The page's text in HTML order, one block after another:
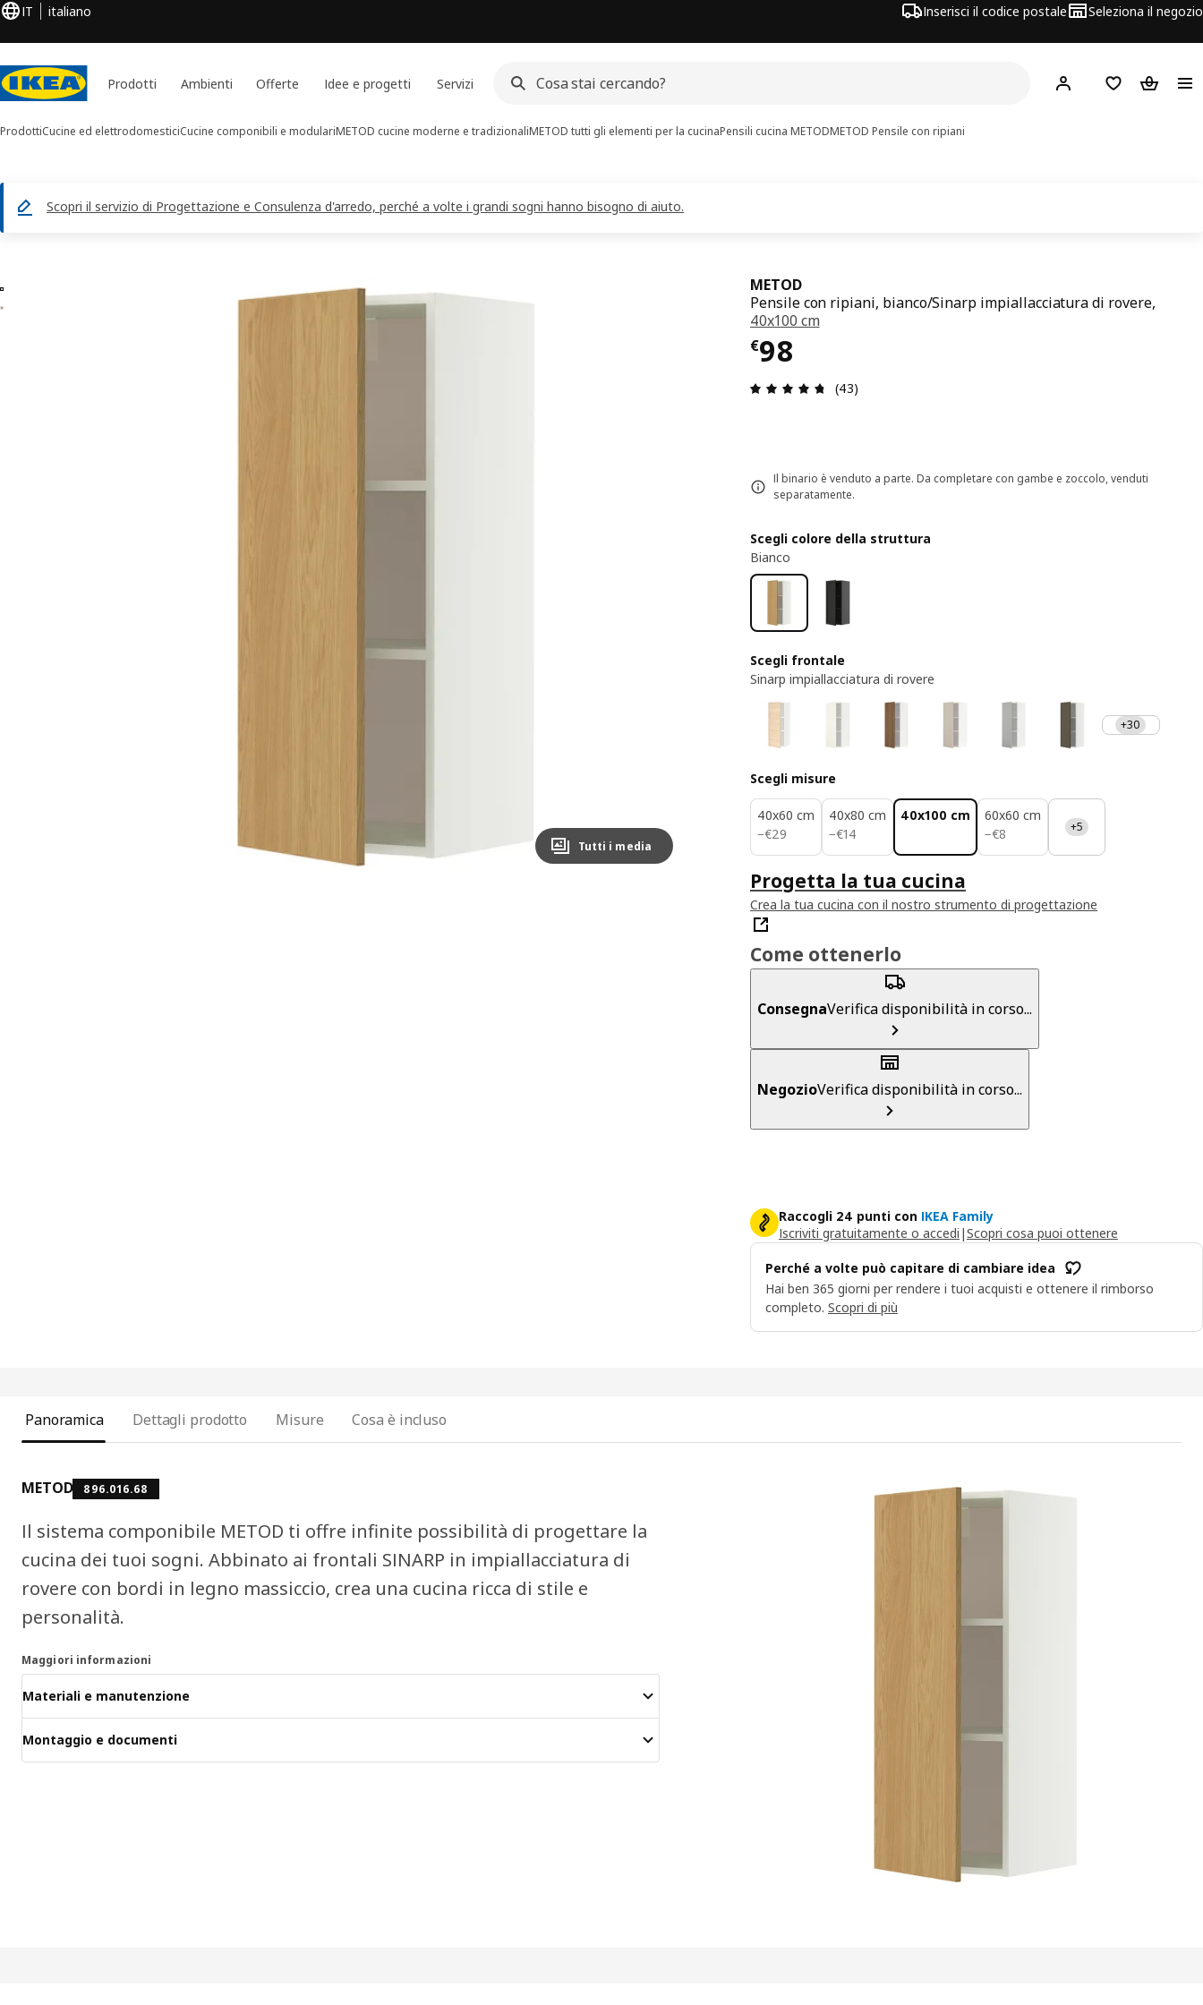
IT italiano Inserisci il codice postale Seleziona il negozio
Prodotti Ambienti Offerte Idee e progetti Servizi Hej! AccediLista deiCarrello
ProdottiCucine ed elettrodomesticiCucine componibili e modulariMETOD cucine moderne e tradizionaliMETOD tutti gli elementi per la cucinaPensili cucina METODMETOD Pensile con ripiani
Scopri il servizio di Progettazione e Consulenza d'arredo, perché a volte i grandi sogni hanno bisogno di aiuto.
Immagini di 2 METOD
immagini
Tutti i media
METOD
Pensile con ripiani, bianco/Sinarp impiallacciatura di rovere,
40x100 cm
€98
Prezzo € 98
Recensione: 4.7 di 5 stelle. Recensioni totali: 43
(43)
Il binario è venduto a parte. Da completare con gambe e zoccolo, venduti
separatamente.
Scegli colore della struttura
Bianco
Scegli frontale
Sinarp impiallacciatura di rovere
+30
Scegli misure
40x60 cm
−€29
€ 29
40x80 cm
−€14
€ 14
40x100 cm
60x60 cm
−€8
€ 8 +5
Progetta la tua cucina
Crea la tua cucina con il nostro strumento di progettazione
Come ottenerlo
ConsegnaVerifica disponibilità in corso...
NegozioVerifica disponibilità in corso...
Raccogli 24 punti con IKEA Family
Iscriviti gratuitamente o accedi |Scopri cosa puoi ottenere
Perché a volte può capitare di cambiare idea
Hai ben 365 giorni per rendere i tuoi acquisti e ottenere il rimborso
completo. Scopri di più
Panoramica Dettagli prodotto Misure Cosa è incluso
METOD 896.016.68
Il sistema componibile METOD ti offre infinite possibilità di progettare la
cucina dei tuoi sogni. Abbinato ai frontali SINARP in impiallacciatura di
rovere con bordi in legno massiccio, crea una cucina ricca di stile e
personalità.
Maggiori informazioni
Materiali e manutenzione
Montaggio e documenti